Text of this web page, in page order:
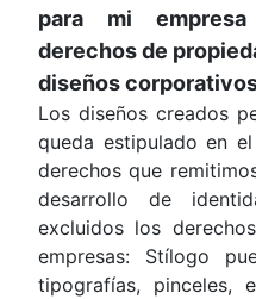
para mi
derechos de
diseños
Los diseños creados
queda estipulado en
derechos que
desarrollo de
excluidos los
empresas: Stílogo
tipografías, pinceles,